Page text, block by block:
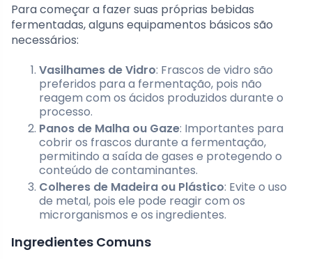
Para começar a fazer suas próprias bebidas
fermentadas, alguns equipamentos básicos são
necessários:
Vasilhames de Vidro: Frascos de vidro são
preferidos para a fermentação, pois não
reagem com os ácidos produzidos durante o
processo.
Panos de Malha ou Gaze: Importantes para
cobrir os frascos durante a fermentação,
permitindo a saída de gases e protegendo o
conteúdo de contaminantes.
Colheres de Madeira ou Plástico: Evite o uso
de metal, pois ele pode reagir com os
microrganismos e os ingredientes.
Ingredientes Comuns